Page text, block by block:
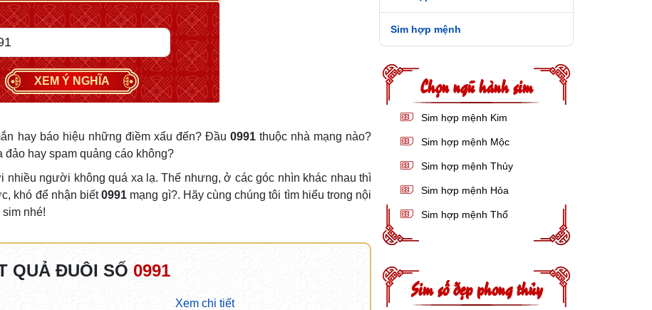
XEM Ý NGHĨA
hay báo hiệu những điềm xấu đến? Đầu 0991thuộc nhà mạng nào?
hay spam quảng cáo không?
nhiều người không quá xa lạ. Thế nhưng, ở các góc nhìn khác nhau thì
khó để nhận biết0991 mạng gì?. Hãy cùng chúng tôi tìm hiểu trong nội
sim nhé!
QUẢ ĐUÔI SỐ 0991
Xem chi tiết
Sim hợp mệnh
Chọn ngũ hành sim
Sim hợp mệnh Kim
Sim hợp mệnh Mộc
Sim hợp mệnh Thủy
Sim hợp mệnh Hỏa
Sim hợp mệnh Thổ
Sim số đẹp phong thủy